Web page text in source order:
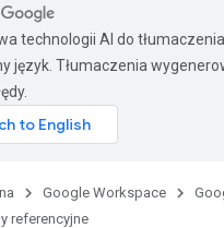
technologii AI do
język. Tłumaczenia
Google Workspace
referencyjne